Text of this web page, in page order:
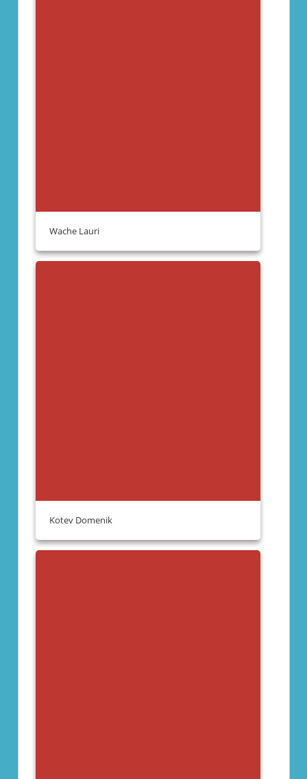
Wache Lauri
Kotev Domenik